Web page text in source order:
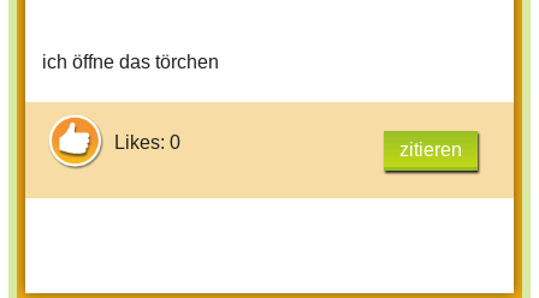
ich öffne das törchen
Likes: 0 zitieren